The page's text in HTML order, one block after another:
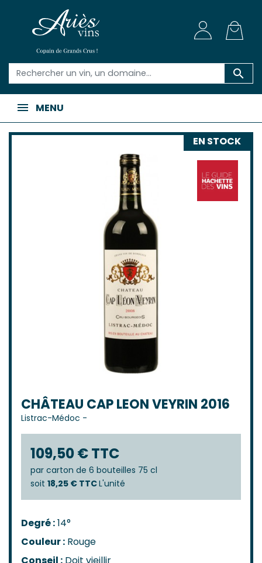

MENU
EN STOCK
CHÂTEAU CAP LEON VEYRIN 2016
Listrac-Médoc -
109,50 € TTC
par carton de 6 bouteilles 75 cl
soit 18,25 € TTCL'unité
Degré :14°
Couleur : Rouge